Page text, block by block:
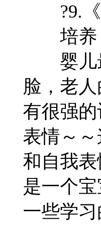
?9.《
培养
婴儿最
脸，老
有很强
表情～
和自我
是一个
一些学习